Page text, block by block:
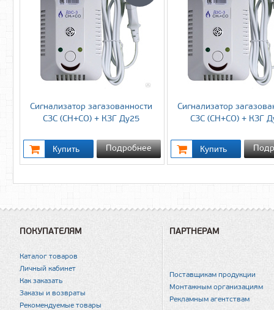
Cигнализатор загазованности
СЗС (СН+СО) + КЗГ Ду25
Подробнее
Cигнализатор
СЗС (СН+СО) + КЗГ
ПОКУПАТЕЛЯМ
Каталог товаров
Личный кабинет
Как заказать
Заказы и возвраты
Рекомендуемые товары
ПАРТНЕРАМ
Поставщикам продукции
Монтажным организациям
Рекламным агентствам